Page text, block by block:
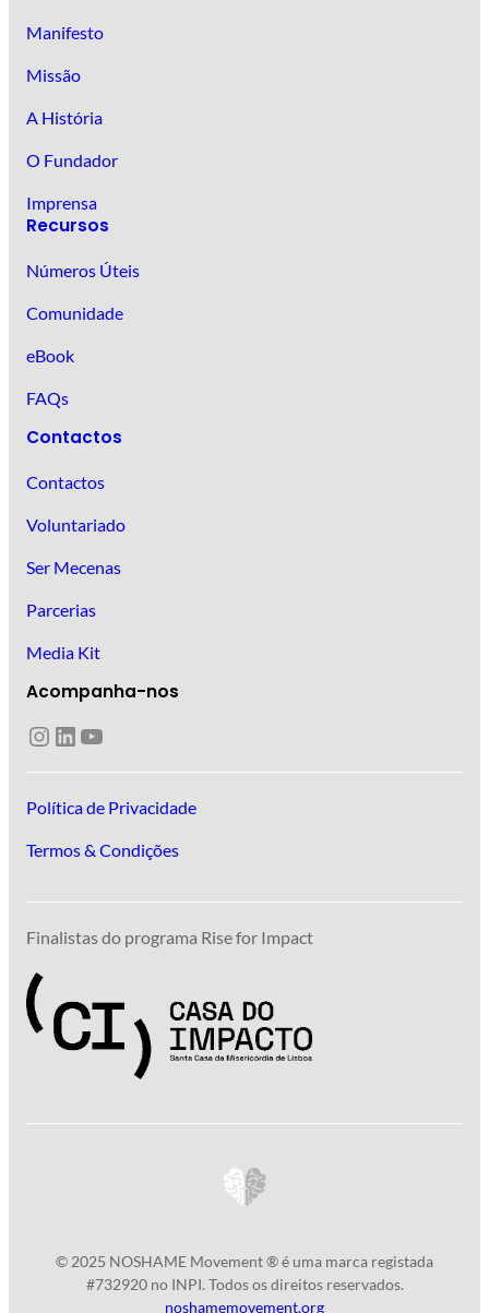
Manifesto
Missão
A História
O Fundador
Imprensa
Recursos
Números Úteis
Comunidade
eBook
FAQs
Contactos
Contactos
Voluntariado
Ser Mecenas
Parcerias
Media Kit
Acompanha-nos
Instagram LinkedIn YouTube
Política de Privacidade
Termos & Condições
Finalistas do programa Rise for Impact
© 2025 NOSHAME Movement ® é uma marca registada
#732920 no INPI. Todos os direitos reservados.
noshamemovement.org